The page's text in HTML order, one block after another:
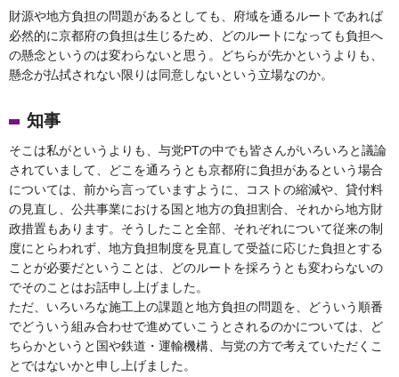
財源や地方負担の問題があるとしても、府域を通るルートであれば
必然的に京都府の負担は生じるため、どのルートになっても負担へ
の懸念というのは変わらないと思う。どちらが先かというよりも、
懸念が払拭されない限りは同意しないという立場なのか。
知事
そこは私がというよりも、与党PTの中でも皆さんがいろいろと議論
されていまして、どこを通ろうとも京都府に負担があるという場合
については、前から言っていますように、コストの縮減や、貸付料
の見直し、公共事業における国と地方の負担割合、それから地方財
政措置もあります。そうしたこと全部、それぞれについて従来の制
度にとらわれず、地方負担制度を見直して受益に応じた負担とする
ことが必要だということは、どのルートを採ろうとも変わらないの
でそのことはお話申し上げました。
ただ、いろいろな施工上の課題と地方負担の問題を、どういう順番
でどういう組み合わせで進めていこうとされるのかについては、ど
ちらかというと国や鉄道・運輸機構、与党の方で考えていただくこ
とではないかと申し上げました。